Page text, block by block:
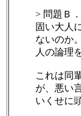
> 問題Ｂ
固い大人
ないのか
人の論理
これは同
が、悪い
いくせに